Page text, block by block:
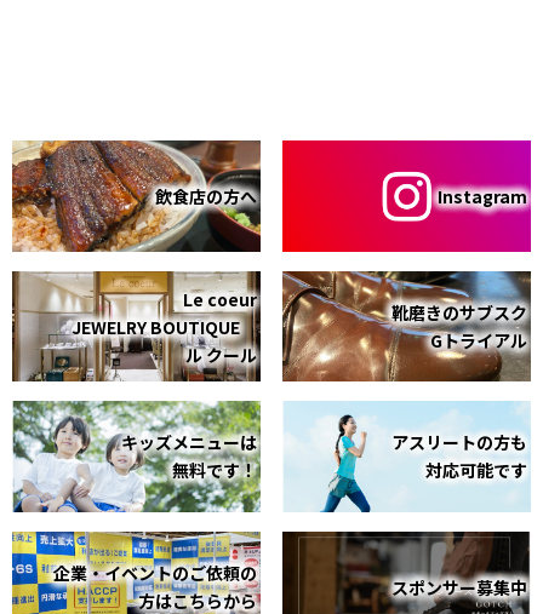
飲食店の方へ Instagram
Le coeur
JEWELRY BOUTIQUE
ル クール
靴磨きのサブスク
Gトライアル
キッズメニューは
無料です！
アスリートの方も
対応可能です
企業・イベントのご依頼の
方はこちらから
スポンサー募集中